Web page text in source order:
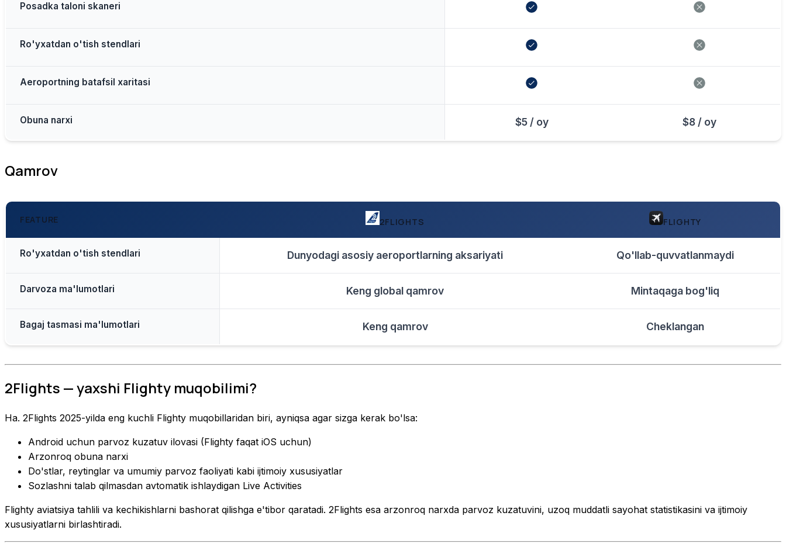
Posadka taloni skaneri
Ro'yxatdan o'tish stendlari
Aeroportning batafsil xaritasi
Obuna narxi $5 / oy $8 / oy
Qamrov
FEATURE 2FLIGHTS FLIGHTY
Ro'yxatdan o'tish stendlari Dunyodagi asosiy aeroportlarning aksariyati Qo'llab-quvvatlanmaydi
Darvoza ma'lumotlari Keng global qamrov Mintaqaga bog'liq
Bagaj tasmasi ma'lumotlari Keng qamrov Cheklangan
2Flights — yaxshi Flighty muqobilimi?
Ha. 2Flights 2025-yilda eng kuchli Flighty muqobillaridan biri, ayniqsa agar sizga kerak bo'lsa:
Android uchun parvoz kuzatuv ilovasi (Flighty faqat iOS uchun)
Arzonroq obuna narxi
Do'stlar, reytinglar va umumiy parvoz faoliyati kabi ijtimoiy xususiyatlar
Sozlashni talab qilmasdan avtomatik ishlaydigan Live Activities
Flighty aviatsiya tahlili va kechikishlarni bashorat qilishga e'tibor qaratadi. 2Flights esa arzonroq narxda parvoz kuzatuvini, uzoq muddatli sayohat statistikasini va ijtimoiy
xususiyatlarni birlashtiradi.